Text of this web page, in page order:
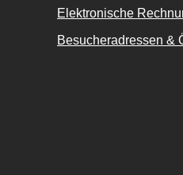
Elektronische
Besucheradressen &